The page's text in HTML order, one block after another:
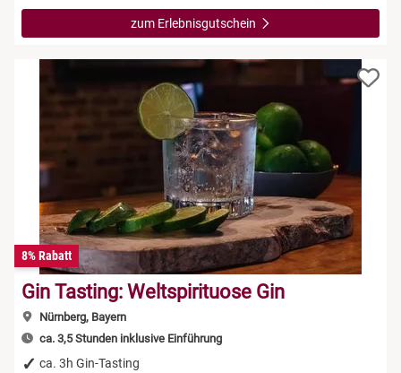
zum Erlebnisgutschein
8% Rabatt
Gin Tasting: Weltspirituose Gin
Nürnberg, Bayern
ca. 3,5 Stunden inklusive Einführung
ca. 3h Gin-Tasting